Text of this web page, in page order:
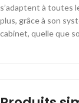
s’adaptent à toutes
plus, grâce à son
cabinet, quelle que